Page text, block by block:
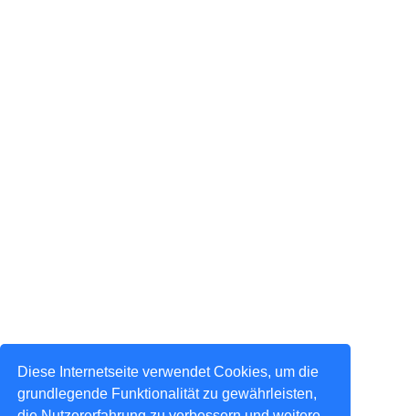
Diese Internetseite verwendet Cookies, um die
grundlegende Funktionalität zu gewährleisten,